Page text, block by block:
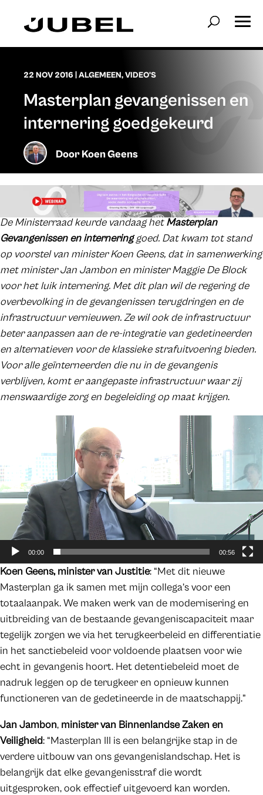
22 NOV 2016 ALGEMEEN,VIDEO'S
Masterplan gevangenissen en
internering goedgekeurd
DoorKoen Geens
De Ministerraad keurde vandaag hetMasterplan
Gevangenissen en interneringgoed. Dat kwam tot stand
op voorstel van minister Koen Geens, dat in samenwerking
met minister Jan Jambon en minister Maggie De Block
voor het luik internering. Met dit plan wil de regering de
overbevolking in de gevangenissen terugdringen en de
infrastructuur vernieuwen. Ze wil ook de infrastructuur
beter aanpassen aan de re-integratie van gedetineerden
en alternatieven voor de klassieke strafuitvoering bieden.
Voor alle geïnterneerden die nu in de gevangenis
verblijven, komt er aangepaste infrastructuur waar zij
menswaardige zorg en begeleiding op maat krijgen.
00:00 00:56
Koen Geens, minister van Justitie: “Met dit nieuwe
Masterplan ga ik samen met mijn collega’s voor een
totaalaanpak. We maken werk van de modernisering en
uitbreiding van de bestaande gevangeniscapaciteit maar
tegelijk zorgen we via het terugkeerbeleid en differentiatie
in het sanctiebeleid voor voldoende plaatsen voor wie
echt in gevangenis hoort. Het detentiebeleid moet de
nadruk leggen op de terugkeer en opnieuw kunnen
functioneren van de gedetineerde in de maatschappij.”
Jan Jambon, minister van Binnenlandse Zaken en
Veiligheid: “Masterplan III is een belangrijke stap in de
verdere uitbouw van ons gevangenislandschap. Het is
belangrijk dat elke gevangenisstraf die wordt
uitgesproken, ook effectief uitgevoerd kan worden.